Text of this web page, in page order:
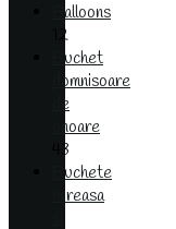
Balloons
12
Buchet
domnisoare
de
onoare
43
Buchete
mireasa